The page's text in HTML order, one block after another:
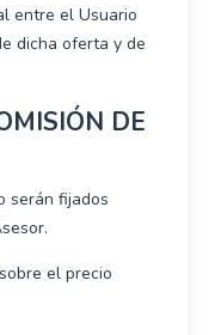
entre el Usuario
dicha oferta y de
DE
serán fijados
el precio